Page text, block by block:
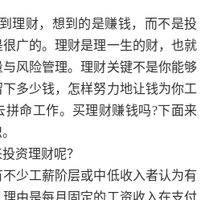
理财，想到的是赚钱，而不是投
广的。理财是理一生的财，也就
风险管理。理财关键不是你能够
多少钱，怎样努力地让钱为你工
拼命工作。买理财赚钱吗?下面来
资理财呢？
少工薪阶层或中低收入者认为有
由是每月固定的工资收入在支付